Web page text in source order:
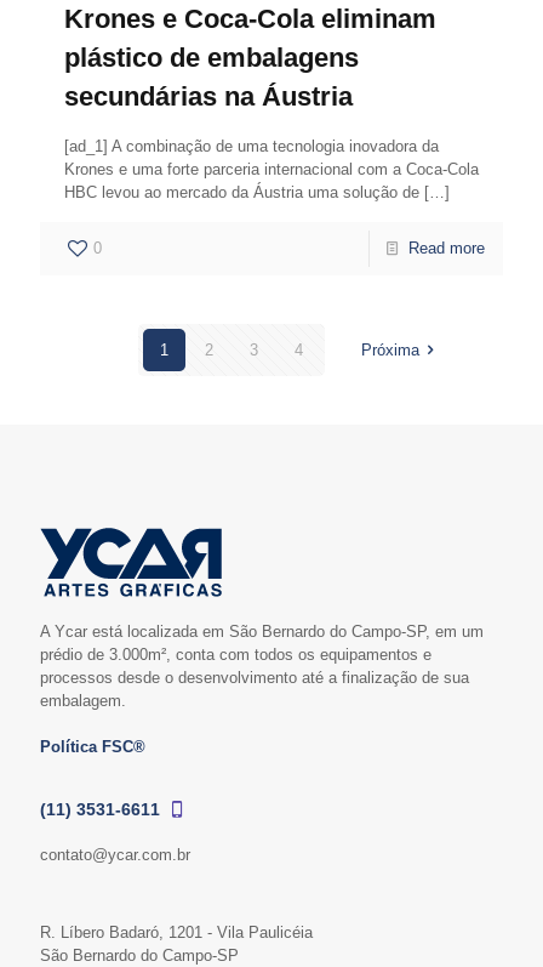
Krones e Coca-Cola eliminam
plástico de embalagens
secundárias na Áustria
[ad_1] A combinação de uma tecnologia inovadora da
Krones e uma forte parceria internacional com a Coca-Cola
HBC levou ao mercado da Áustria uma solução de […]
0 Read more
1 2 3 4 Próxima
A Ycar está localizada em São Bernardo do Campo-SP, em um
prédio de 3.000m², conta com todos os equipamentos e
processos desde o desenvolvimento até a finalização de sua
embalagem.
Política FSC®
(11) 3531-6611
contato@ycar.com.br
R. Líbero Badaró, 1201 - Vila Paulicéia
São Bernardo do Campo-SP